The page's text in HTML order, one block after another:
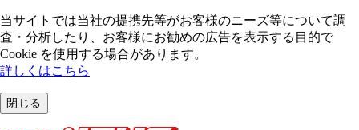
当サイトでは当社の提携先等がお客様のニーズ等について調
査・分析したり、お客様にお勧めの広告を表⽰する⽬的で
Cookie を使⽤する場合があります。
詳しくはこちら
閉じる